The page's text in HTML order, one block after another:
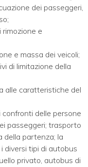
dei passeggeri,
e
e massa dei veicoli;
di limitazione della
alle caratteristiche del
delle persone
passeggeri; trasporto
della partenza; la
diversi tipi di autobus
privato, autobus di